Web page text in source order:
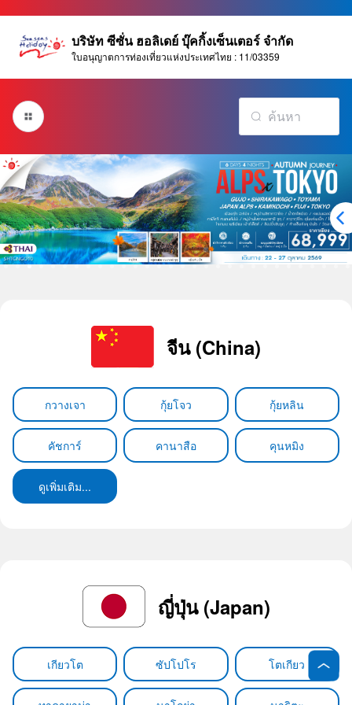
บริษัท ซีซั่น ฮอลิเดย์ บุ๊คกิ้งเซ็นเตอร์ จำกัด
ใบอนุญาตการท่องเที่ยวแห่งประเทศไทย : 11/03359
จีน (China)
กวางเจา กุ้ยโจว กุ้ยหลิน
คัชการ์ คานาสือ คุนหมิง
ดูเพิ่มเติม...
ญี่ปุ่น (Japan)
เกียวโต ซัปโปโร โตเกียว